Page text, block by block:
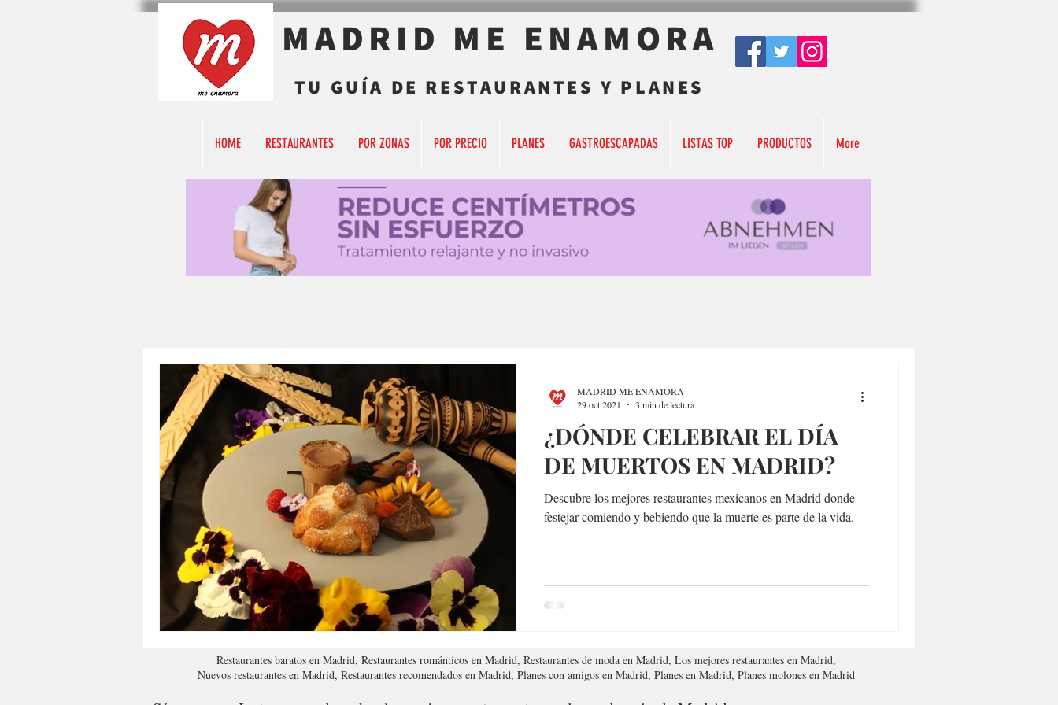
MADRID ME ENAMORA
TU GUÍA DE RESTAURANTES Y PLANES
HOME RESTAURANTES POR ZONAS POR PRECIO PLANES GASTROESCAPADAS LISTAS TOP PRODUCTOS More
¿DÓNDE CELEBRAR EL DÍA
DE MUERTOS EN MADRID?
Descubre los mejores restaurantes mexicanos en Madrid donde
festejar comiendo y bebiendo que la muerte es parte de la vida.
MADRID ME ENAMORA
29 oct 2021
3 min de lectura
Restaurantes baratos en Madrid, Restaurantes románticos en Madrid, Restaurantes de moda en Madrid, Los mejores restaurantes en Madrid,
Nuevos restaurantes en Madrid, Restaurantes recomendados en Madrid, Planes con amigos en Madrid, Planes en Madrid, Planes molones en Madrid